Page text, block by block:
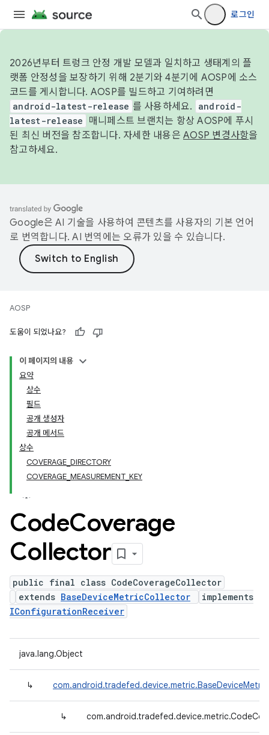
로그인
2026년부터 트렁크 안정 개발 모델과 일치하고 생태계의 플
랫폼 안정성을 보장하기 위해 2분기와 4분기에 AOSP에 소스
코드를 게시합니다. AOSP를 빌드하고 기여하려면
android-latest-release 를 사용하세요.
android-
latest-release
매니페스트 브랜치는 항상 AOSP에 푸시
된 최신 버전을 참조합니다. 자세한 내용은 AOSP 변경사항을
참고하세요.
Google은 AI 기술을 사용하여 콘텐츠를 사용자의 기본 언어
로 번역합니다. AI 번역에는 오류가 있을 수 있습니다.
AOSP
도움이 되었나요?
이 페이지의 내용
요약
상수
필드
공개 생성자
공개 메서드
상수
COVERAGE_DIRECTORY
COVERAGE_MEASUREMENT_KEY
CodeCoverage
Collector
public final class CodeCoverageCollector
extends BaseDeviceMetricCollector
implements
IConfigurationReceiver
java.lang.Object
↳
↳